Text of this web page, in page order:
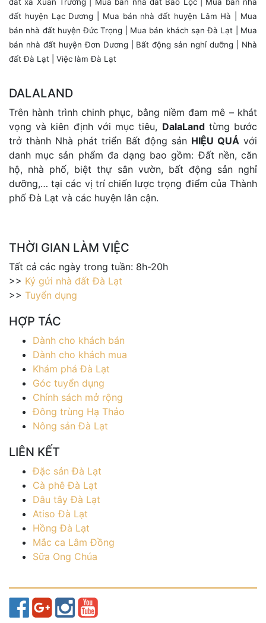
đất huyện Lạc Dương
Mua bán nhà đất huyện Lâm Hà
Mua
bán nhà đất huyện Đức Trọng
Mua bán khách sạn Đà Lạt | Mua
bán nhà đất huyện Đơn Dương | Bất động sản nghỉ dưỡng
Nhà
đất Đà Lạt
Việc làm Đà Lạt
DALALAND
Trên hành trình chinh phục, bằng niềm đam mê – khát
vọng và kiên định với mục tiêu, DalaLandtừng bước
trở thành Nhà phát triển Bất động sản HIỆU QUẢ với
danh mục sản phẩm đa dạng bao gồm: Đất nền, căn
hộ, nhà phố, biệt thự sân vườn, bất động sản nghỉ
dưỡng,… tại các vị trí chiến lược trọng điểm của Thành
phố Đà Lạt và các huyện lân cận.
THỜI GIAN LÀM VIỆC
Tất cả các ngày trong tuần: 8h-20h
>> Ký gửi nhà đất Đà Lạt
>> Tuyển dụng
HỢP TÁC
Dành cho khách bán
Dành cho khách mua
Khám phá Đà Lạt
Góc tuyển dụng
Chính sách mở rộng
Đông trùng Hạ Thảo
Nông sản Đà Lạt
LIÊN KẾT
Đặc sản Đà Lạt
Cà phê Đà Lạt
Dâu tây Đà Lạt
Atiso Đà Lạt
Hồng Đà Lạt
Mắc ca Lâm Đồng
Sữa Ong Chúa